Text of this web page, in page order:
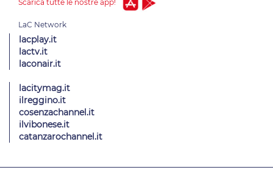
Scarica tutte le nostre app!
lacplay.it
lactv.it
laconair.it
lacitymag.it
ilreggino.it
cosenzachannel.it
ilvibonese.it
catanzarochannel.it